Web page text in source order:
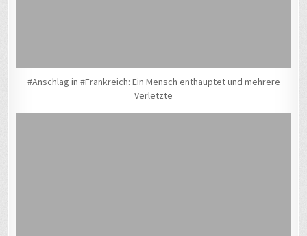
#Anschlag in #Frankreich: Ein Mensch enthauptet und mehrere
Verletzte